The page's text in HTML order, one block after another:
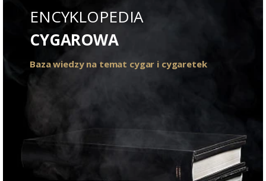
ENCYKLOPEDIA
CYGAROWA
Baza wiedzy na temat cygar i cygaretek